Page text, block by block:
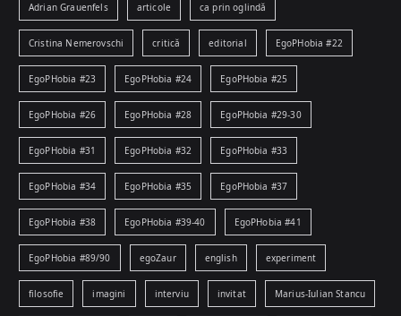
Adrian Grauenfels articole ca prin oglindă
Cristina Nemerovschi critică editorial EgoPHobia #22
EgoPHobia #23 EgoPHobia #24 EgoPHobia #25
EgoPHobia #26 EgoPHobia #28 EgoPHobia #29-30
EgoPHobia #31 EgoPHobia #32 EgoPHobia #33
EgoPHobia #34 EgoPHobia #35 EgoPHobia #37
EgoPHobia #38 EgoPHobia #39-40 EgoPHobia #41
EgoPHobia #89/90 egoZaur english experiment
filosofie imagini interviu invitat Marius-Iulian Stancu